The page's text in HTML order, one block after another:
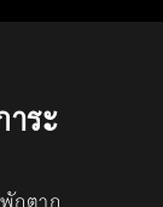
ระ